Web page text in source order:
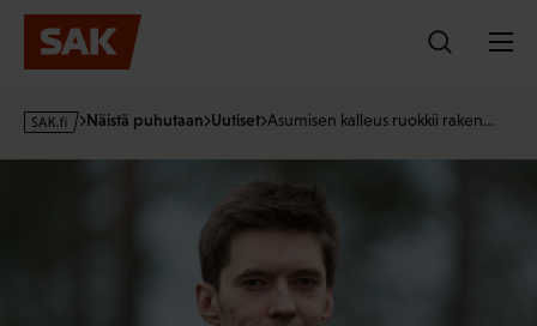
Hyppää
sisältöön
s
Näistä puhutaan Uutiset Asumisen kalleus ruokkii raken…